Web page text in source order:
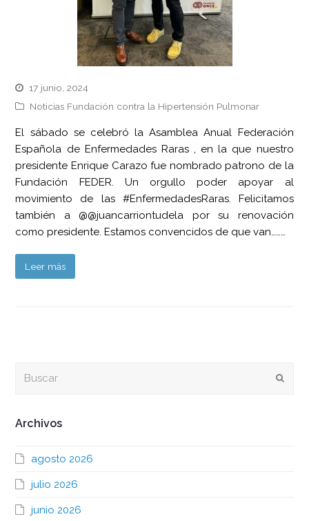
17 junio, 2024
Noticias Fundación contra la Hipertensión Pulmonar
El sábado se celebró la Asamblea Anual Federación
Española de Enfermedades Raras , en la que nuestro
presidente Enrique Carazo fue nombrado patrono de la
Fundación FEDER. Un orgullo poder apoyar al
movimiento de las #EnfermedadesRaras. Felicitamos
también a @@juancarriontudela por su renovación
como presidente. Estamos convencidos de que van………
Leer más
Archivos
agosto 2026
julio 2026
junio 2026